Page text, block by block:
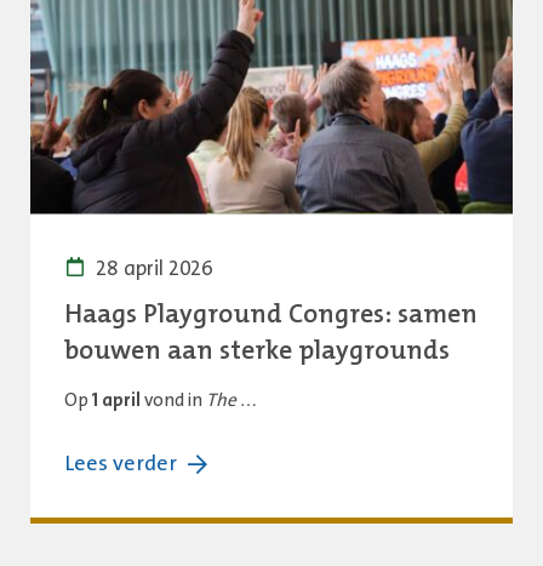
orde?
Dan
vervalt
de
gemeentelijk
28 april 2026
Haags Playground Congres: samen
bouwen aan sterke playgrounds
Op 1 april vond in The …
Lees verder over:
Playground